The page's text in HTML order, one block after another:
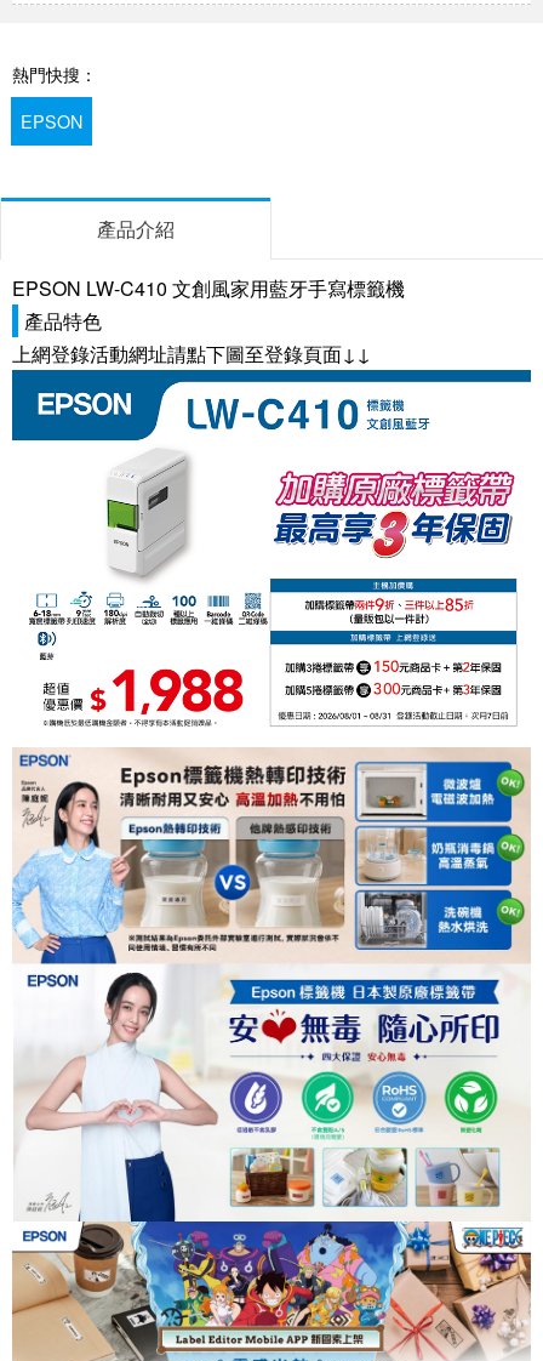
熱門快搜：
EPSON
產品介紹
EPSON LW-C410 文創風家用藍牙手寫標籤機
產品特色
上網登錄活動網址請點下圖至登錄頁面↓↓